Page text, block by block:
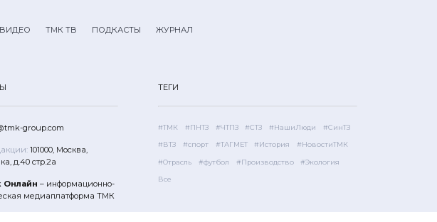
ВИДЕО ТМК ТВ ПОДКАСТЫ ЖУРНАЛ
group.com
101000, Москва,
д.40 стр.2а
Онлайн – информационно-
медиаплатформа ТМК
ТЕГИ
#ТМК #ПНТЗ #ЧТПЗ #СТЗ #НашиЛюди #СинТЗ
#ВТЗ #спорт #ТАГМЕТ #История #НовостиТМК
#Отрасль #футбол #Производство #Экология
Все